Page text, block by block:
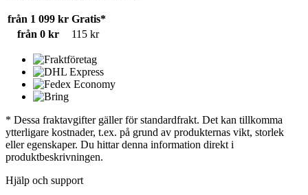
från 1 099 kr Gratis*
från 0 kr
115 kr
* Dessa fraktavgifter gäller för standardfrakt. Det kan tillkomma
ytterligare kostnader, t.ex. på grund av produkternas vikt, storlek
eller egenskaper. Du hittar denna information direkt i
produktbeskrivningen.
Hjälp och support